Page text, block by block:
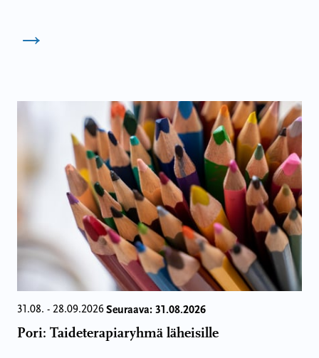
→
31.08. - 28.09.2026Seuraava: 31.08.2026
Pori: Taideterapiaryhmä läheisille